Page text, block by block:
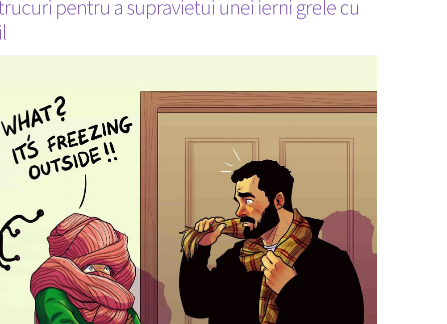
pentru a supravietui unei ierni grele cu